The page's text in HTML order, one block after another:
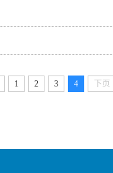
1 2 3 4 下页